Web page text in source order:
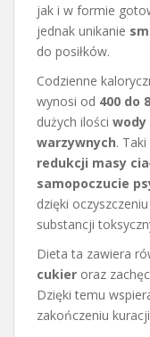
jak i w formie
jednak unikanie
do posiłków.
Codzienne
wynosi od 400 do
dużych ilości wody
warzywnych.
redukcji masy
samopoczucie
dzięki
substancji
Dieta ta zawiera
cukier oraz
Dzięki temu
zakończeniu